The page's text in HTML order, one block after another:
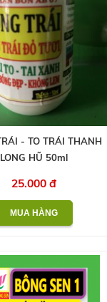
- TO TRÁI THANH
LONG HŨ 50ml
25.000 đ